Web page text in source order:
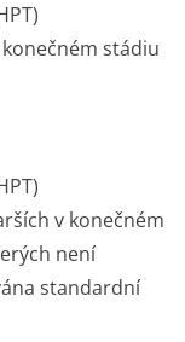
stádiu
v konečném
není
standardní